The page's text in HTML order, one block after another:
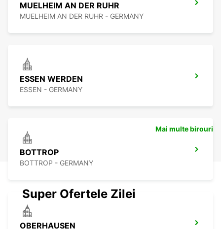
MUELHEIM AN DER RUHR
MUELHEIM AN DER RUHR - GERMANY
ESSEN WERDEN
ESSEN - GERMANY
BOTTROP
BOTTROP - GERMANY
OBERHAUSEN
Mai multe birouri
Super Ofertele Zilei